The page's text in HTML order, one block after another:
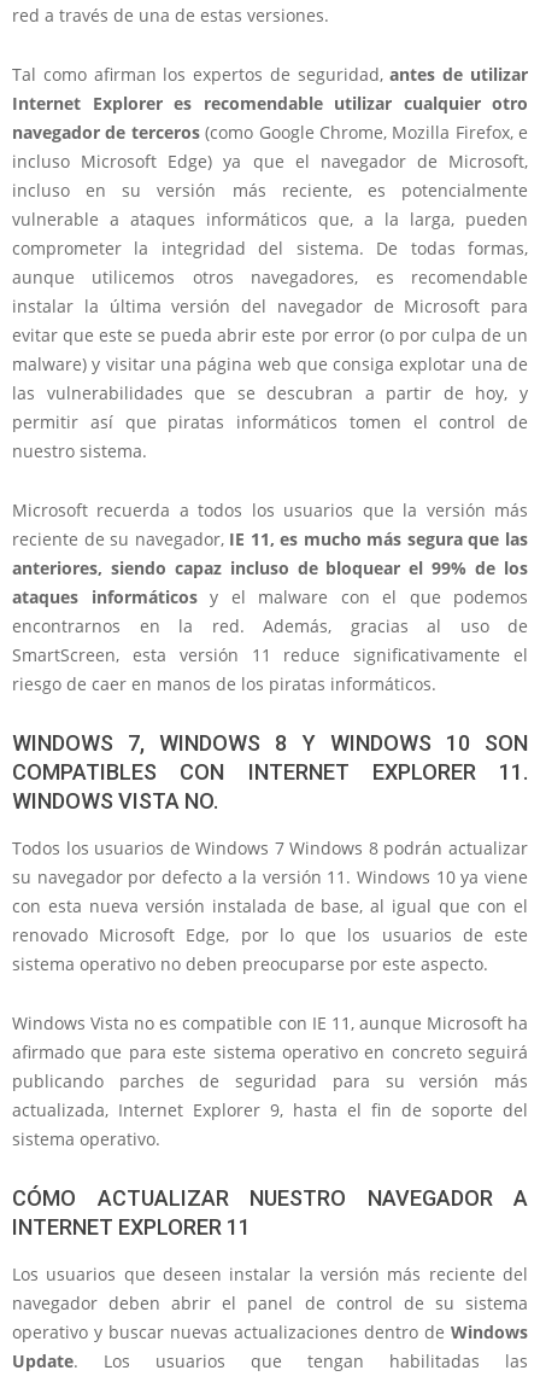
red a través de una de estas versiones.
Tal como afirman los expertos de seguridad,antes de utilizar
Internet Explorer es recomendable utilizar cualquier otro
navegador de terceros(como Google Chrome, Mozilla Firefox, e
incluso Microsoft Edge) ya que el navegador de Microsoft,
incluso en su versión más reciente, es potencialmente
vulnerable a ataques informáticos que, a la larga, pueden
comprometer la integridad del sistema. De todas formas,
aunque utilicemos otros navegadores, es recomendable
instalar la última versión del navegador de Microsoft para
evitar que este se pueda abrir este por error (o por culpa de un
malware) y visitar una página web que consiga explotar una de
las vulnerabilidades que se descubran a partir de hoy, y
permitir así que piratas informáticos tomen el control de
nuestro sistema.
Microsoft recuerda a todos los usuarios que la versión más
reciente de su navegador, IE 11, es mucho más segura que las
anteriores, siendo capaz incluso de bloquear el 99% de los
ataques informáticosy el malware con el que podemos
encontrarnos en la red. Además, gracias al uso de
SmartScreen, esta versión 11 reduce significativamente el
riesgo de caer en manos de los piratas informáticos.
WINDOWS 7, WINDOWS 8 Y WINDOWS 10 SON
COMPATIBLES CON INTERNET EXPLORER 11.
WINDOWS VISTA NO.
Todos los usuarios de Windows 7 Windows 8 podrán actualizar
su navegador por defecto a la versión 11. Windows 10 ya viene
con esta nueva versión instalada de base, al igual que con el
renovado Microsoft Edge, por lo que los usuarios de este
sistema operativo no deben preocuparse por este aspecto.
Windows Vista no es compatible con IE 11, aunque Microsoft ha
afirmado que para este sistema operativo en concreto seguirá
publicando parches de seguridad para su versión más
actualizada, Internet Explorer 9, hasta el fin de soporte del
sistema operativo.
CÓMO ACTUALIZAR NUESTRO NAVEGADOR A
INTERNET EXPLORER 11
Los usuarios que deseen instalar la versión más reciente del
navegador deben abrir el panel de control de su sistema
operativo y buscar nuevas actualizaciones dentro de Windows
Update. Los usuarios que tengan habilitadas las